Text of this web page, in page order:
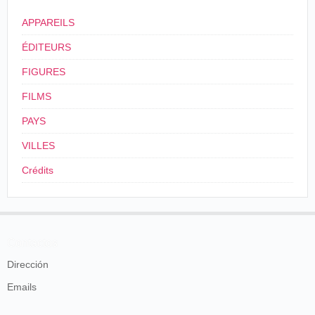
APPAREILS
ÉDITEURS
FIGURES
FILMS
PAYS
VILLES
Crédits
Dirección
Emails